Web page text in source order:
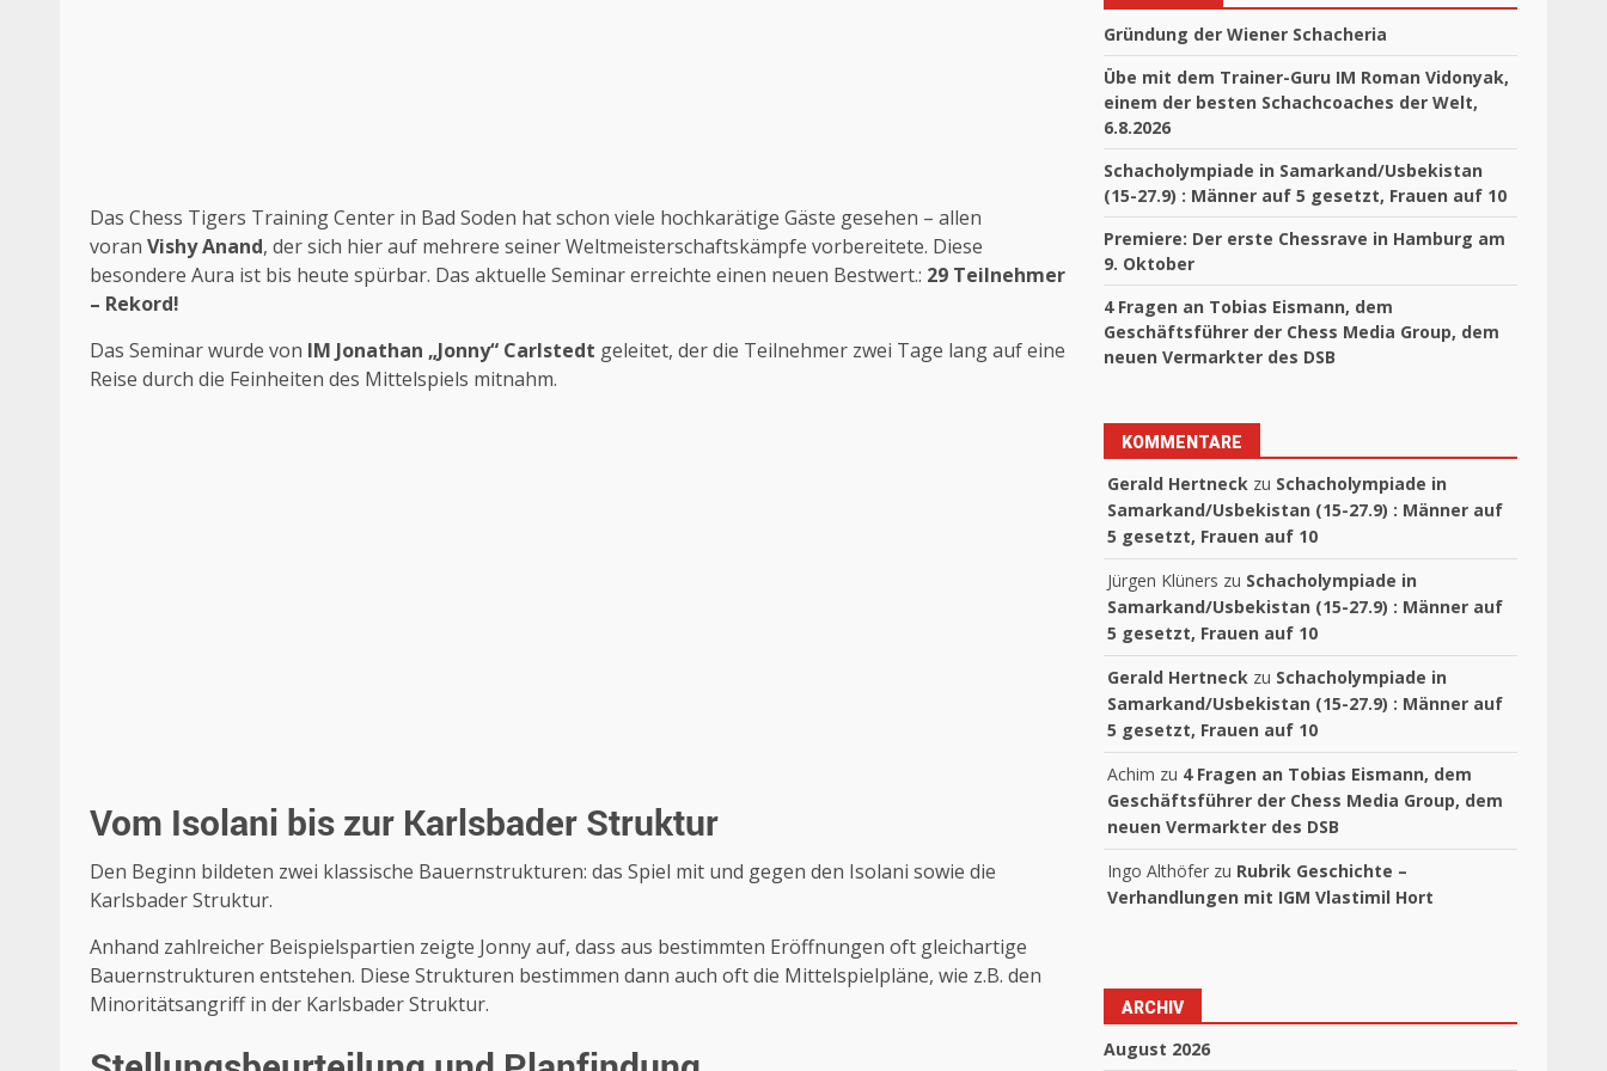
Das Chess Tigers Training Center in Bad Soden hat schon viele hochkarätige Gäste gesehen – allen
voran Vishy Anand, der sich hier auf mehrere seiner Weltmeisterschaftskämpfe vorbereitete. Diese
besondere Aura ist bis heute spürbar. Das aktuelle Seminar erreichte einen neuen Bestwert.: 29 Teilnehmer
– Rekord!
Das Seminar wurde von IM Jonathan „Jonny“ Carlstedt geleitet, der die Teilnehmer zwei Tage lang auf eine
Reise durch die Feinheiten des Mittelspiels mitnahm.
Vom Isolani bis zur Karlsbader Struktur
Den Beginn bildeten zwei klassische Bauernstrukturen: das Spiel mit und gegen den Isolani sowie die
Karlsbader Struktur.
Anhand zahlreicher Beispielspartien zeigte Jonny auf, dass aus bestimmten Eröffnungen oft gleichartige
Bauernstrukturen entstehen. Diese Strukturen bestimmen dann auch oft die Mittelspielpläne, wie z.B. den
Minoritätsangriff in der Karlsbader Struktur.
Gründung der Wiener Schacheria
Übe mit dem Trainer-Guru IM Roman Vidonyak,
einem der besten Schachcoaches der Welt,
6.8.2026
Schacholympiade in Samarkand/Usbekistan
(15-27.9) : Männer auf 5 gesetzt, Frauen auf 10
Premiere: Der erste Chessrave in Hamburg am
9. Oktober
4 Fragen an Tobias Eismann, dem
Geschäftsführer der Chess Media Group, dem
neuen Vermarkter des DSB
KOMMENTARE
Gerald Hertneck zu Schacholympiade in
Samarkand/Usbekistan (15-27.9) : Männer auf
5 gesetzt, Frauen auf 10
Jürgen Klüners zu Schacholympiade in
Samarkand/Usbekistan (15-27.9) : Männer auf
5 gesetzt, Frauen auf 10
Gerald Hertneck zu Schacholympiade in
Samarkand/Usbekistan (15-27.9) : Männer auf
5 gesetzt, Frauen auf 10
Achim zu 4 Fragen an Tobias Eismann, dem
Geschäftsführer der Chess Media Group, dem
neuen Vermarkter des DSB
Ingo Althöfer zu Rubrik Geschichte –
Verhandlungen mit IGM Vlastimil Hort
ARCHIV
August 2026